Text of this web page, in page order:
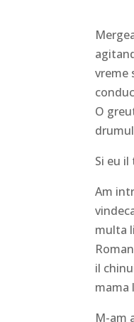
vreme
O
Si eu
Am
multa
il
mama
M-am